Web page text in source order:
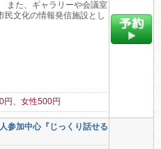
また、ギャラリーや会議室
民文化の情報発信施設とし
円、女性500円
参加中心『じっくり話せる